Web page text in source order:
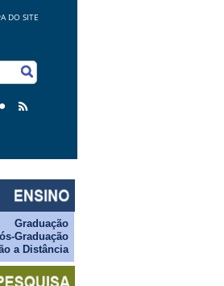
DO SITE
Graduação
Graduação
a Distância